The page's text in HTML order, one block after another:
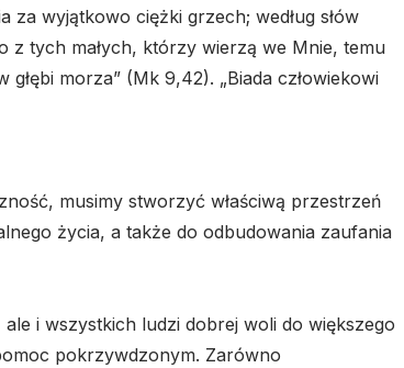
za wyjątkowo ciężki grzech; według słów
z tych małych, którzy wierzą we Mnie, temu
głębi morza” (Mk 9,42). „Biada człowiekowi
musimy stworzyć właściwą przestrzeń
życia, a także do odbudowania zaufania
i wszystkich ludzi dobrej woli do większego
pokrzywdzonym. Zarówno